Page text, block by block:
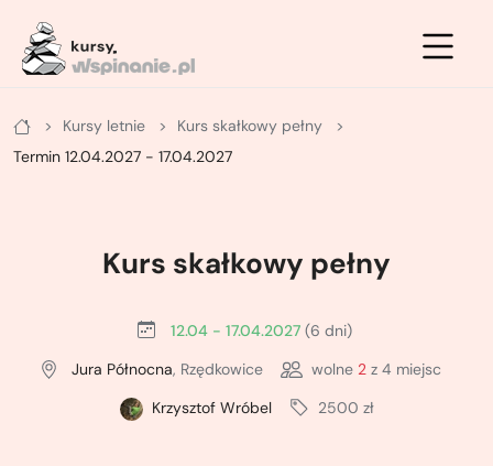
Kursy letnie
Kurs skałkowy pełny
Termin 12.04.2027 - 17.04.2027
Kurs skałkowy pełny
12.04 - 17.04.2027 (6 dni)
Jura Północna, Rzędkowice wolne 2z 4 miejsc
Krzysztof Wróbel
2500 zł
Letnie
Kurs na ściance
Doszkalający kurs wielowyciągowy
Kurs turystyki zimowej - podstawowy
Kurs lawinowy
Kurs wspinaczki lodowej